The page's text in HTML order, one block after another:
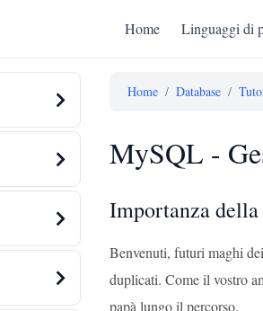
Home Linguaggi di
Home / Database /
MySQL -
Importanza
Benvenuti, futuri maghi
duplicati. Come il vostro
papà lungo il percorso.